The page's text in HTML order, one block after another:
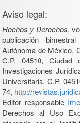
Aviso legal:
Hechos y Derechos,
publicación
Autónoma de México,
C.P. 04510,
Investigaciones
Universitaria, C.P.
74, http://
Editor responsable
Derechos al Uso